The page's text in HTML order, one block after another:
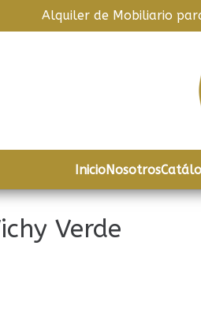
Alquiler de Mobiliario
InicioNosotros
Verde